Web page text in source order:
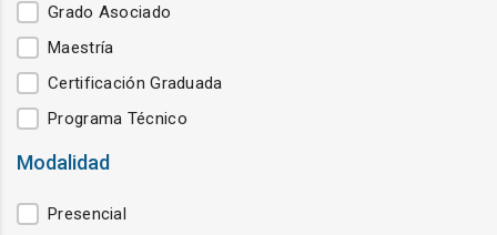
Grado Asociado
Maestría
Certificación Graduada
Programa Técnico
Modalidad
Modalidad
Presencial